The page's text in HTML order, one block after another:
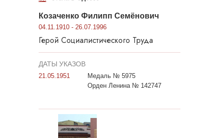
Козаченко Филипп Семёнович
04.11.1910 - 26.07.1996
Герой Социалистического Труда
ДАТЫ УКАЗОВ
21.05.1951
Медаль № 5975
Орден Ленина № 142747